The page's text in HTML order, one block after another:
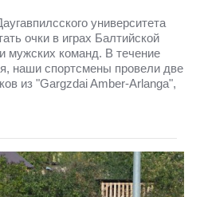
университета
очки в играх Балтийской
мужских команд. В течение
наши спортсмены провели две
из "Gargzdai Amber-Arlanga",